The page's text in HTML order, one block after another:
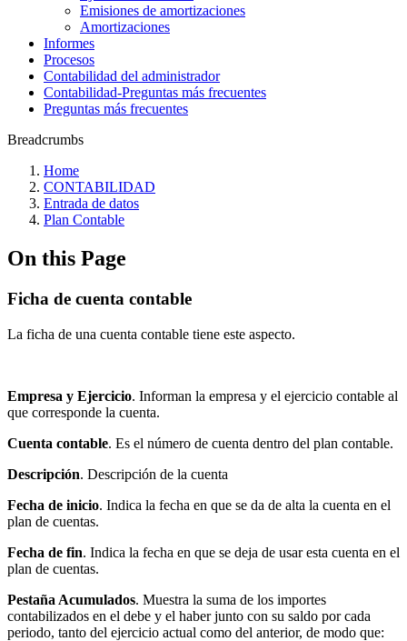
Emisiones de amortizaciones
Amortizaciones
Informes
Procesos
Contabilidad del administrador
Contabilidad-Preguntas más frecuentes
Preguntas más frecuentes
Breadcrumbs
Home
CONTABILIDAD
Entrada de datos
Plan Contable
On this Page
Ficha de cuenta contable
La ficha de una cuenta contable tiene este aspecto.
Empresa y Ejercicio. Informan la empresa y el ejercicio contable al
que corresponde la cuenta.
Cuenta contable. Es el número de cuenta dentro del plan contable.
Descripción. Descripción de la cuenta
Fecha de inicio. Indica la fecha en que se da de alta la cuenta en el
plan de cuentas.
Fecha de fin. Indica la fecha en que se deja de usar esta cuenta en el
plan de cuentas.
Pestaña Acumulados. Muestra la suma de los importes
contabilizados en el debe y el haber junto con su saldo por cada
periodo, tanto del ejercicio actual como del anterior, de modo que: